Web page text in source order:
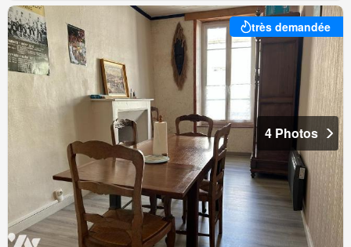
très demandée
4 Photos